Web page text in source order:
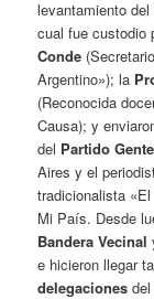
levantamiento
cual fue custodio
Conde
Argentino»); la
(Reconocida
Causa); y
del Partido
Aires y el
tradicionalista
Mi País. Desde
Bandera Vecinal
e hicieron llegar
delegaciones